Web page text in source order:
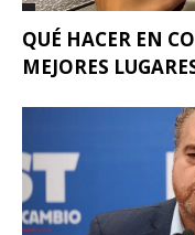
QUÉ HACER EN
MEJORES